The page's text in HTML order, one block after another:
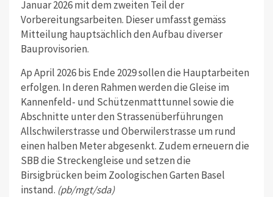
Januar 2026 mit dem zweiten Teil der
Vorbereitungsarbeiten. Dieser umfasst gemäss
Mitteilung hauptsächlich den Aufbau diverser
Bauprovisorien.
Ap April 2026 bis Ende 2029 sollen die Hauptarbeiten
erfolgen. In deren Rahmen werden die Gleise im
Kannenfeld- und Schützenmatttunnel sowie die
Abschnitte unter den Strassenüberführungen
Allschwilerstrasse und Oberwilerstrasse um rund
einen halben Meter abgesenkt. Zudem erneuern die
SBB die Streckengleise und setzen die
Birsigbrücken beim Zoologischen Garten Basel
instand. (pb/mgt/sda)